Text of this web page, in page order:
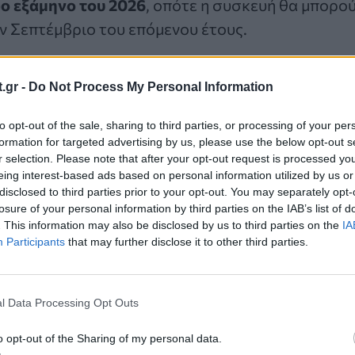
- Do Not Process My Personal Information
opt-out of the sale, sharing to third parties, or processing of your
for targeted advertising by us, please use the below opt-out
selection. Please note that after your opt-out request is processed
interest-based ads based on personal information utilized by us
to third parties prior to your opt-out. You may separately
of your personal information by third parties on the IAB’s list of
This information may also be disclosed by us to third parties on the
Participants that may further disclose it to other third parties.
Data Processing Opt Outs
opt-out of the Sharing of my personal data.
εξάμηνο του 2026, οπότε η συσκευή θα
Σεπτέμβριο του επόμενου έτους.
ο Kuo δήλωσε ότι το αναδιπλούμενο
η Apple θα πετύχει αυτό το κατόρθωμα
που έχει τρυπηθεί με λέιζερ, η οποία
πίεση που δημιουργείται από την κάμψη.
το αναδιπλούμενο iPhone θα έχειδύο πίσω
και ένα κουμπί λειτουργίας Touch ID αντί για